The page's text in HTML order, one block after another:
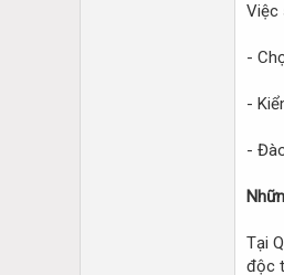
Việc
-
-
-
Tại
độc